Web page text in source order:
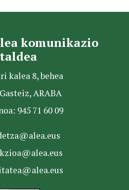
komunikazio
taldea
kalea 8, behea
ARABA
945 71 60 09